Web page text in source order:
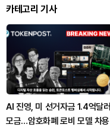
카테고리 기사
AI 진영, 미 선거자금 1.4억달러
모금…암호화폐 로비 모델 차용